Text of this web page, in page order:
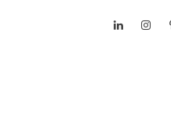
بينتيريستالانستغراملينكدإن